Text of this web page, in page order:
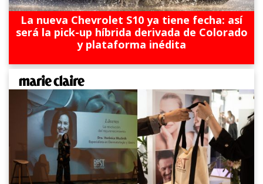
La nueva Chevrolet S10 ya tiene fecha: así
será la pick-up híbrida derivada de Colorado
y plataforma inédita